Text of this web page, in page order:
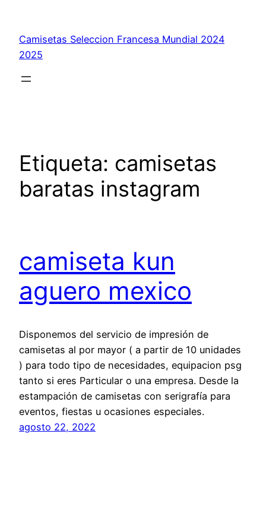
contenido
Camisetas Seleccion Francesa Mundial 2024
2025
Etiqueta: camisetas
baratas instagram
camiseta kun
aguero mexico
Disponemos del servicio de impresión de
camisetas al por mayor ( a partir de 10 unidades
) para todo tipo de necesidades, equipacion psg
tanto si eres Particular o una empresa. Desde la
estampación de camisetas con serigrafía para
eventos, fiestas u ocasiones especiales.
agosto 22, 2022